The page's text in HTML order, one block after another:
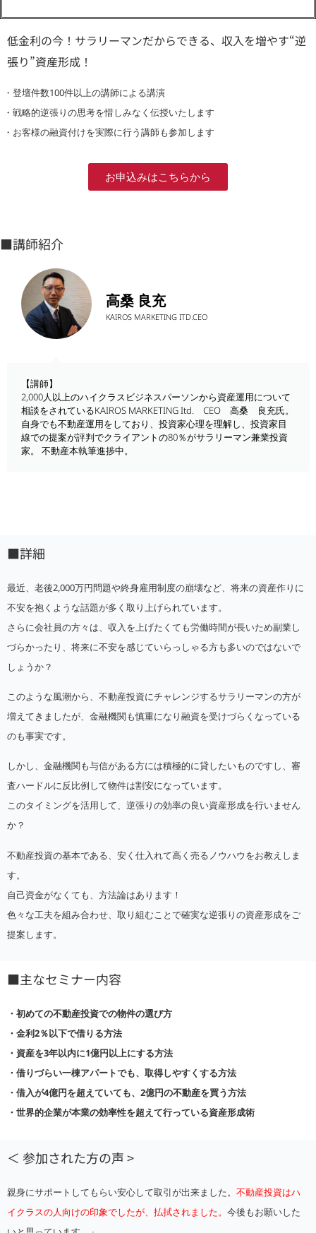
低金利の今！サラリーマンだからできる、収入を増やす“逆
張り”資産形成！
・登壇件数100件以上の講師による講演
・戦略的逆張りの思考を惜しみなく伝授いたします
・お客様の融資付けを実際に行う講師も参加します
お申込みはこちらから
■講師紹介
【講師】
2,000人以上のハイクラスビジネスパーソンから資産運用について
相談をされているKAIROS MARKETING Itd. CEO 高桑 良充氏。
自身でも不動産運用をしており、投資家心理を理解し、投資家目
線での提案が評判でクライアントの80％がサラリーマン兼業投資
家。 不動産本執筆進捗中。
高桑 良充
KAIROS MARKETING ITD.CEO
■詳細
最近、老後2,000万円問題や終身雇用制度の崩壊など、将来の資産作りに
不安を抱くような話題が多く取り上げられています。
さらに会社員の方々は、収入を上げたくても労働時間が長いため副業し
づらかったり、将来に不安を感じていらっしゃる方も多いのではないで
しょうか？
このような風潮から、不動産投資にチャレンジするサラリーマンの方が
増えてきましたが、金融機関も慎重になり融資を受けづらくなっている
のも事実です。
しかし、金融機関も与信がある方には積極的に貸したいものですし、審
査ハードルに反比例して物件は割安になっています。
このタイミングを活用して、逆張りの効率の良い資産形成を行いません
か？
不動産投資の基本である、安く仕入れて高く売るノウハウをお教えしま
す。
自己資金がなくても、方法論はあります！
色々な工夫を組み合わせ、取り組むことで確実な逆張りの資産形成をご
提案します。
■主なセミナー内容
・初めての不動産投資での物件の選び方
・金利2％以下で借りる方法
・資産を3年以内に1億円以上にする方法
・借りづらい一棟アパートでも、取得しやすくする方法
・借入が4億円を超えていても、2億円の不動産を買う方法
・世界的企業が本業の効率性を超えて行っている資産形成術
＜ 参加された方の声 >
親身にサポートしてもらい安心して取引が出来ました。 不動産投資はハ
イクラスの人向けの印象でしたが、払拭されました。 今後もお願いした